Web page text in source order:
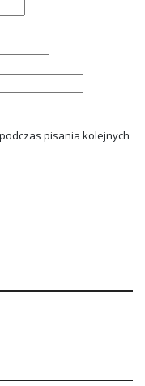
pisania kolejnych